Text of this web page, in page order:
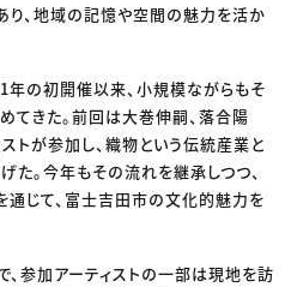
り、地域の記憶や空間の魅力を活か
年の初開催以来、小規模ながらもそ
てきた。前回は大巻伸嗣、落合陽
トが参加し、織物という伝統産業と
。今年もその流れを継承しつつ、
じて、富士吉田市の文化的魅力を
参加アーティストの一部は現地を訪